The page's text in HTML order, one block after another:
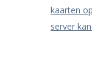
kaarten
server